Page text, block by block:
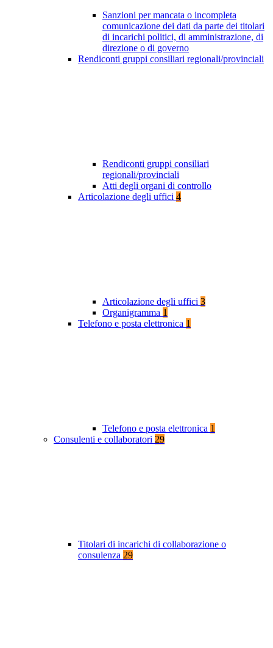
Sanzioni per mancata o incompleta
comunicazione dei dati da parte dei titolari
di incarichi politici, di amministrazione, di
direzione o di governo
Rendiconti gruppi consiliari regionali/provinciali
Rendiconti gruppi consiliari
regionali/provinciali
Atti degli organi di controllo
Articolazione degli uffici 4
Articolazione degli uffici 3
Organigramma 1
Telefono e posta elettronica 1
Telefono e posta elettronica 1
Consulenti e collaboratori 29
Titolari di incarichi di collaborazione o
consulenza 29